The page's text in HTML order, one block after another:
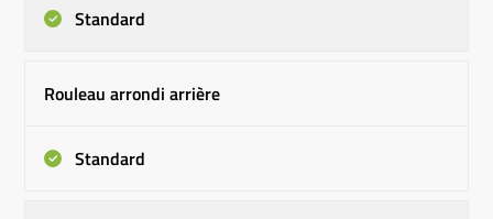
Standard
Rouleau arrondi arrière
Standard